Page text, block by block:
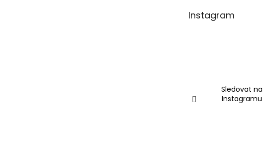
Instagram
Sledovat na
Instagramu